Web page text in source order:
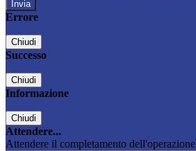
Errore
Chiudi
Successo
Chiudi
Informazione
Chiudi
Attendere...
Attendere il completamento